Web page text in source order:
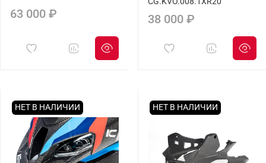
63 000 ₽ 38 000 ₽
НЕТ В НАЛИЧИИ НЕТ В НАЛИЧИИ